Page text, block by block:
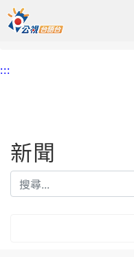
中央內容區塊
頭頁
:::
新聞